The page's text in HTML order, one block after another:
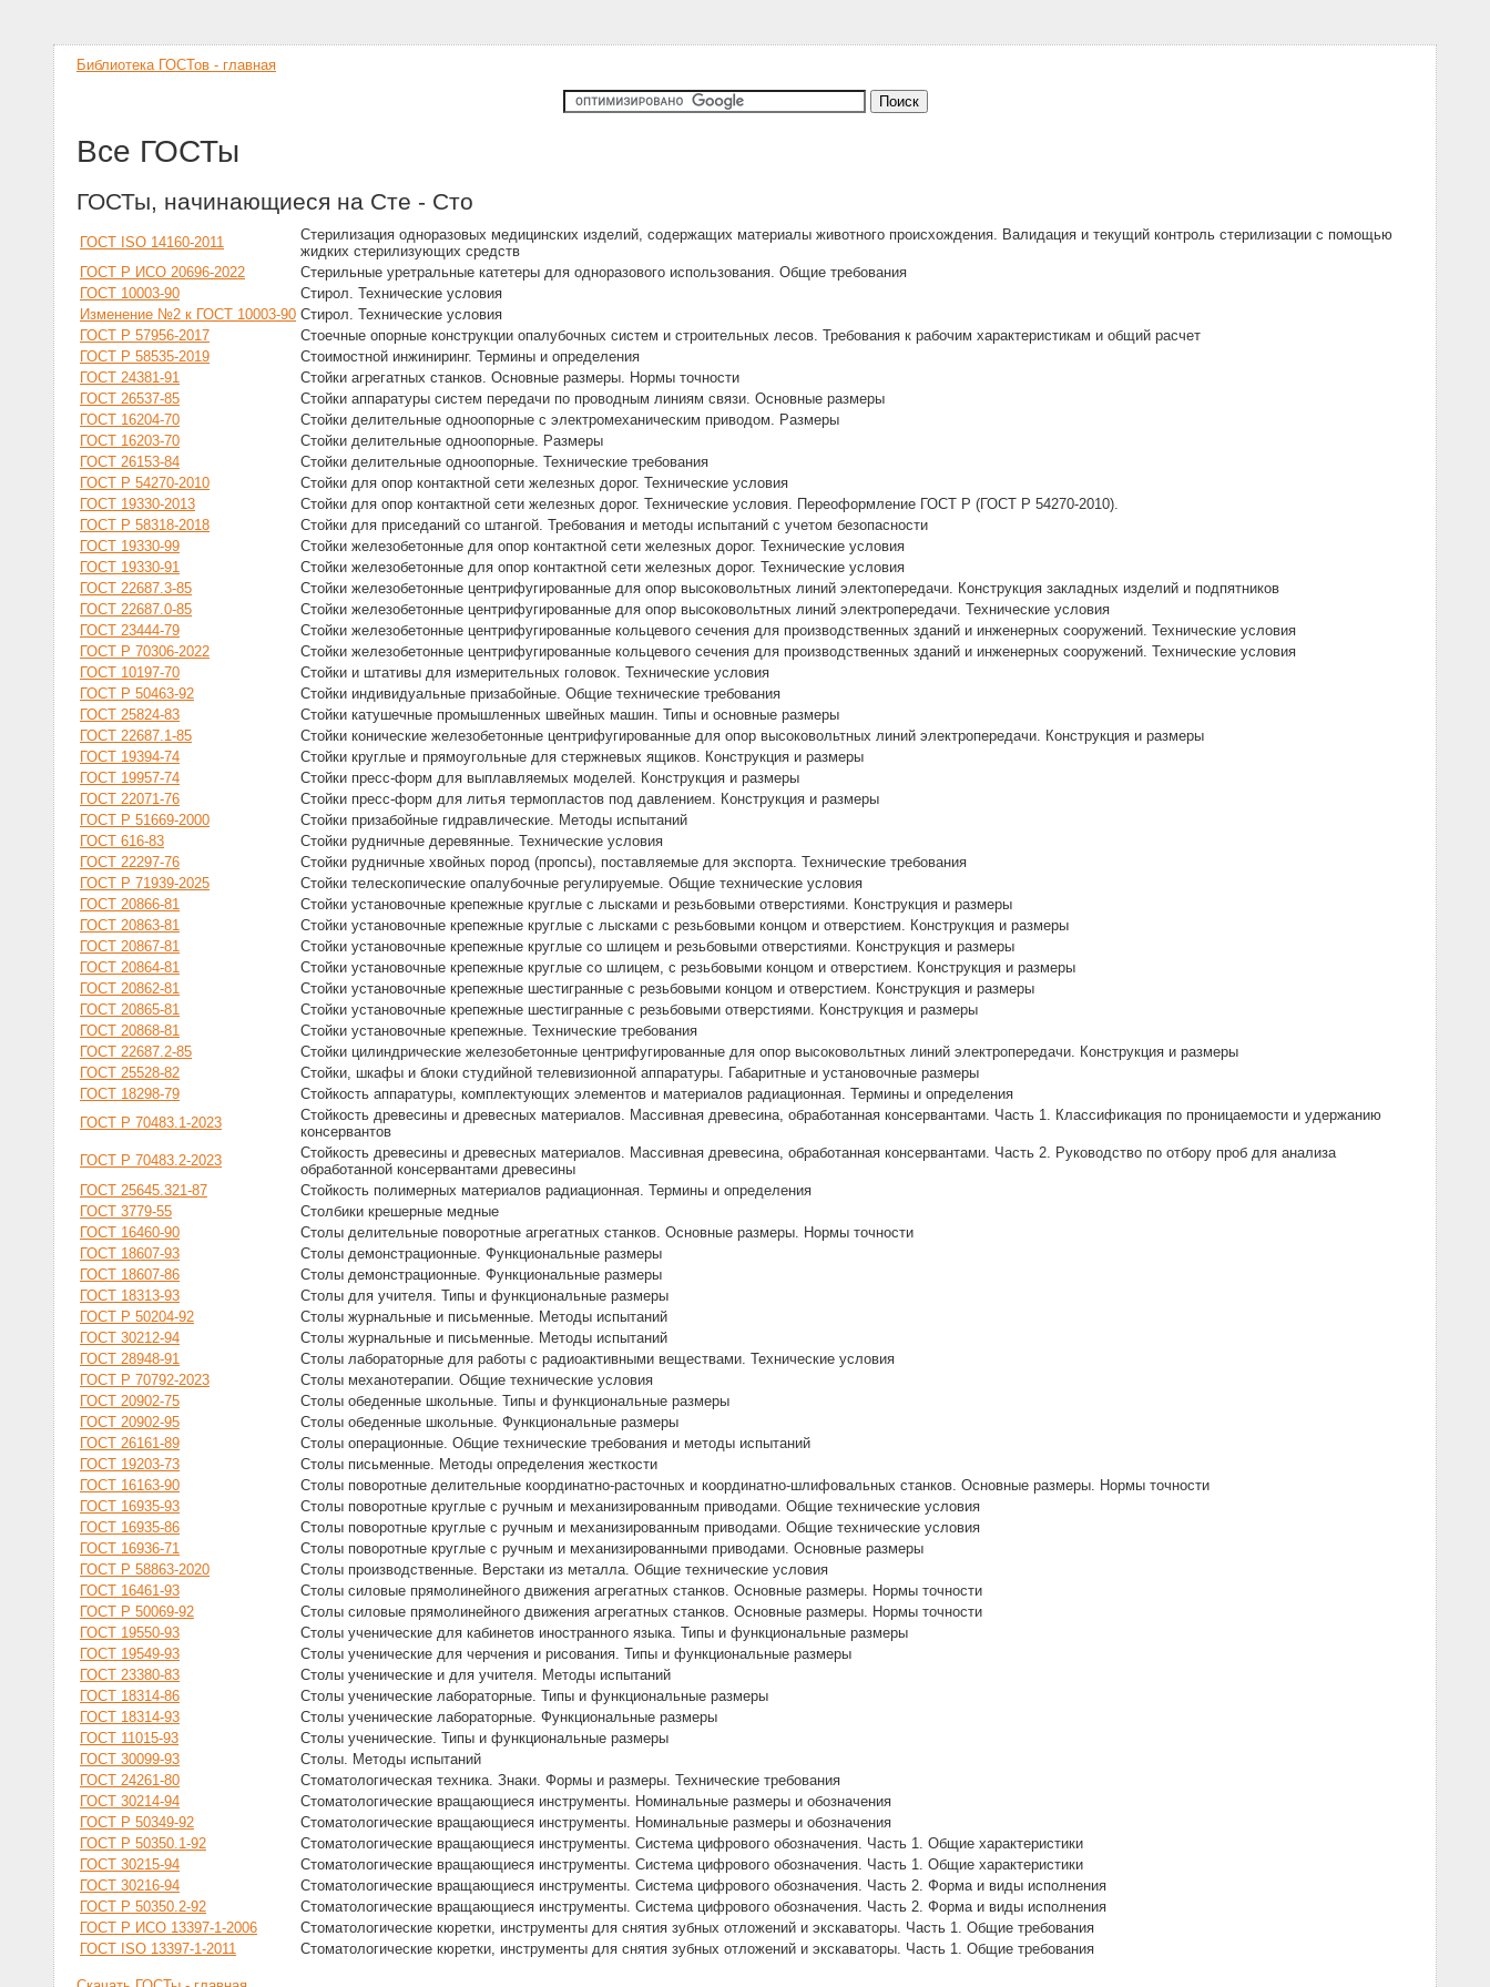
Библиотека ГОСТов - главная
Все ГОСТы
ГОСТы, начинающиеся на Сте - Сто
ГОСТ ISO 14160-2011
Стерилизация одноразовых медицинских изделий, содержащих материалы животного происхождения. Валидация и текущий контроль стерилизации с помощью
жидких стерилизующих средств
ГОСТ Р ИСО 20696-2022
Стерильные уретральные катетеры для одноразового использования. Общие требования
ГОСТ 10003-90
Стирол. Технические условия
Изменение №2 к ГОСТ 10003-90 Стирол. Технические условия
ГОСТ Р 57956-2017
Стоечные опорные конструкции опалубочных систем и строительных лесов. Требования к рабочим характеристикам и общий расчет
ГОСТ Р 58535-2019
Стоимостной инжиниринг. Термины и определения
ГОСТ 24381-91
Стойки агрегатных станков. Основные размеры. Нормы точности
ГОСТ 26537-85
Стойки аппаратуры систем передачи по проводным линиям связи. Основные размеры
ГОСТ 16204-70
Стойки делительные одноопорные с электромеханическим приводом. Размеры
ГОСТ 16203-70
Стойки делительные одноопорные. Размеры
ГОСТ 26153-84
Стойки делительные одноопорные. Технические требования
ГОСТ Р 54270-2010
Стойки для опор контактной сети железных дорог. Технические условия
ГОСТ 19330-2013
Стойки для опор контактной сети железных дорог. Технические условия. Переоформление ГОСТ Р (ГОСТ Р 54270-2010).
ГОСТ Р 58318-2018
Стойки для приседаний со штангой. Требования и методы испытаний с учетом безопасности
ГОСТ 19330-99
Стойки железобетонные для опор контактной сети железных дорог. Технические условия
ГОСТ 19330-91
Стойки железобетонные для опор контактной сети железных дорог. Технические условия
ГОСТ 22687.3-85
Стойки железобетонные центрифугированные для опор высоковольтных линий электопередачи. Конструкция закладных изделий и подпятников
ГОСТ 22687.0-85
Стойки железобетонные центрифугированные для опор высоковольтных линий электропередачи. Технические условия
ГОСТ 23444-79
Стойки железобетонные центрифугированные кольцевого сечения для производственных зданий и инженерных сооружений. Технические условия
ГОСТ Р 70306-2022
Стойки железобетонные центрифугированные кольцевого сечения для производственных зданий и инженерных сооружений. Технические условия
ГОСТ 10197-70
Стойки и штативы для измерительных головок. Технические условия
ГОСТ Р 50463-92
Стойки индивидуальные призабойные. Общие технические требования
ГОСТ 25824-83
Стойки катушечные промышленных швейных машин. Типы и основные размеры
ГОСТ 22687.1-85
Стойки конические железобетонные центрифугированные для опор высоковольтных линий электропередачи. Конструкция и размеры
ГОСТ 19394-74
Стойки круглые и прямоугольные для стержневых ящиков. Конструкция и размеры
ГОСТ 19957-74
Стойки пресс-форм для выплавляемых моделей. Конструкция и размеры
ГОСТ 22071-76
Стойки пресс-форм для литья термопластов под давлением. Конструкция и размеры
ГОСТ Р 51669-2000
Стойки призабойные гидравлические. Методы испытаний
ГОСТ 616-83
Стойки рудничные деревянные. Технические условия
ГОСТ 22297-76
Стойки рудничные хвойных пород (пропсы), поставляемые для экспорта. Технические требования
ГОСТ Р 71939-2025
Стойки телескопические опалубочные регулируемые. Общие технические условия
ГОСТ 20866-81
Стойки установочные крепежные круглые с лысками и резьбовыми отверстиями. Конструкция и размеры
ГОСТ 20863-81
Стойки установочные крепежные круглые с лысками с резьбовыми концом и отверстием. Конструкция и размеры
ГОСТ 20867-81
Стойки установочные крепежные круглые со шлицем и резьбовыми отверстиями. Конструкция и размеры
ГОСТ 20864-81
Стойки установочные крепежные круглые со шлицем, с резьбовыми концом и отверстием. Конструкция и размеры
ГОСТ 20862-81
Стойки установочные крепежные шестигранные с резьбовыми концом и отверстием. Конструкция и размеры
ГОСТ 20865-81
Стойки установочные крепежные шестигранные с резьбовыми отверстиями. Конструкция и размеры
ГОСТ 20868-81
Стойки установочные крепежные. Технические требования
ГОСТ 22687.2-85
Стойки цилиндрические железобетонные центрифугированные для опор высоковольтных линий электропередачи. Конструкция и размеры
ГОСТ 25528-82
Стойки, шкафы и блоки студийной телевизионной аппаратуры. Габаритные и установочные размеры
ГОСТ 18298-79
Стойкость аппаратуры, комплектующих элементов и материалов радиационная. Термины и определения
ГОСТ Р 70483.1-2023
Стойкость древесины и древесных материалов. Массивная древесина, обработанная консервантами. Часть 1. Классификация по проницаемости и удержанию
консервантов
ГОСТ Р 70483.2-2023
Стойкость древесины и древесных материалов. Массивная древесина, обработанная консервантами. Часть 2. Руководство по отбору проб для анализа
обработанной консервантами древесины
ГОСТ 25645.321-87
Стойкость полимерных материалов радиационная. Термины и определения
ГОСТ 3779-55
Столбики крешерные медные
ГОСТ 16460-90
Столы делительные поворотные агрегатных станков. Основные размеры. Нормы точности
ГОСТ 18607-93
Столы демонстрационные. Функциональные размеры
ГОСТ 18607-86
Столы демонстрационные. Функциональные размеры
ГОСТ 18313-93
Столы для учителя. Типы и функциональные размеры
ГОСТ Р 50204-92
Столы журнальные и письменные. Методы испытаний
ГОСТ 30212-94
Столы журнальные и письменные. Методы испытаний
ГОСТ 28948-91
Столы лабораторные для работы с радиоактивными веществами. Технические условия
ГОСТ Р 70792-2023
Столы механотерапии. Общие технические условия
ГОСТ 20902-75
Столы обеденные школьные. Типы и функциональные размеры
ГОСТ 20902-95
Столы обеденные школьные. Функциональные размеры
ГОСТ 26161-89
Столы операционные. Общие технические требования и методы испытаний
ГОСТ 19203-73
Столы письменные. Методы определения жесткости
ГОСТ 16163-90
Столы поворотные делительные координатно-расточных и координатно-шлифовальных станков. Основные размеры. Нормы точности
ГОСТ 16935-93
Столы поворотные круглые с ручным и механизированным приводами. Общие технические условия
ГОСТ 16935-86
Столы поворотные круглые с ручным и механизированным приводами. Общие технические условия
ГОСТ 16936-71
Столы поворотные круглые с ручным и механизированными приводами. Основные размеры
ГОСТ Р 58863-2020
Столы производственные. Верстаки из металла. Общие технические условия
ГОСТ 16461-93
Столы силовые прямолинейного движения агрегатных станков. Основные размеры. Нормы точности
ГОСТ Р 50069-92
Столы силовые прямолинейного движения агрегатных станков. Основные размеры. Нормы точности
ГОСТ 19550-93
Столы ученические для кабинетов иностранного языка. Типы и функциональные размеры
ГОСТ 19549-93
Столы ученические для черчения и рисования. Типы и функциональные размеры
ГОСТ 23380-83
Столы ученические и для учителя. Методы испытаний
ГОСТ 18314-86
Столы ученические лабораторные. Типы и функциональные размеры
ГОСТ 18314-93
Столы ученические лабораторные. Функциональные размеры
ГОСТ 11015-93
Столы ученические. Типы и функциональные размеры
ГОСТ 30099-93
Столы. Методы испытаний
ГОСТ 24261-80
Стоматологическая техника. Знаки. Формы и размеры. Технические требования
ГОСТ 30214-94
Стоматологические вращающиеся инструменты. Номинальные размеры и обозначения
ГОСТ Р 50349-92
Стоматологические вращающиеся инструменты. Номинальные размеры и обозначения
ГОСТ Р 50350.1-92
Стоматологические вращающиеся инструменты. Система цифрового обозначения. Часть 1. Общие характеристики
ГОСТ 30215-94
Стоматологические вращающиеся инструменты. Система цифрового обозначения. Часть 1. Общие характеристики
ГОСТ 30216-94
Стоматологические вращающиеся инструменты. Система цифрового обозначения. Часть 2. Форма и виды исполнения
ГОСТ Р 50350.2-92
Стоматологические вращающиеся инструменты. Система цифрового обозначения. Часть 2. Форма и виды исполнения
ГОСТ Р ИСО 13397-1-2006
Стоматологические кюретки, инструменты для снятия зубных отложений и экскаваторы. Часть 1. Общие требования
ГОСТ ISO 13397-1-2011
Стоматологические кюретки, инструменты для снятия зубных отложений и экскаваторы. Часть 1. Общие требования